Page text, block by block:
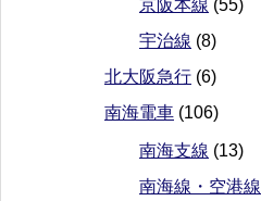
京阪本線 (55)
宇治線 (8)
北大阪急行 (6)
南海電車 (106)
南海支線 (13)
南海線・空港線